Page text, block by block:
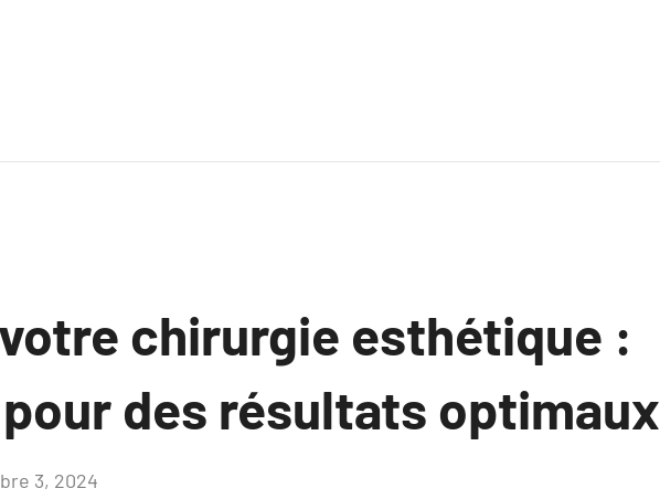
chirurgie esthétique :
des résultats optimaux
3, 2024